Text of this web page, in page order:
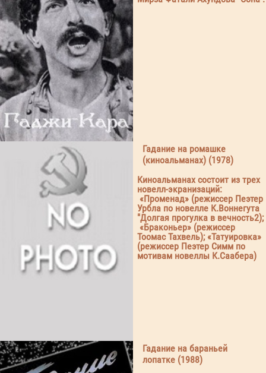
Гадание на ромашке
(киноальманах) (1978)
Киноальманах состоит из трех
новелл-экранизаций:
«Променад» (режиссер Пеэтер
Урбла по новелле К.Воннегута
"Долгая прогулка в вечность2);
«Браконьер» (режиссер
Тоомас Тахвель); «Татуировка»
(режиссер Пеэтер Симм по
мотивам новеллы К.Саабера)
Гадание на бараньей
лопатке (1988)